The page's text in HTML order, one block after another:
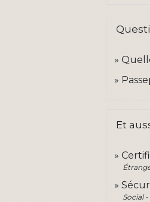
Et
Social